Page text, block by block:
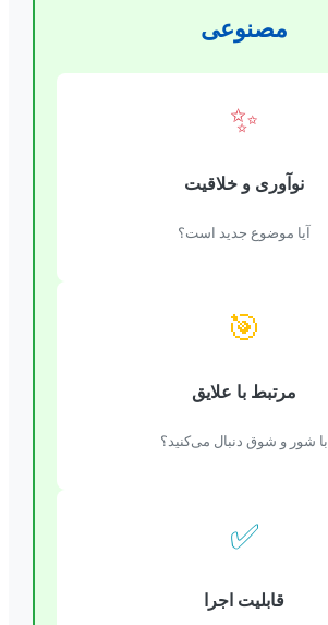
مصنوعی
✨
نوآوری و خلاقیت
آیا موضوع جدید است؟
🎯
مرتبط با علایق
با شور و شوق دنبال می‌کنید؟
✅
قابلیت اجرا